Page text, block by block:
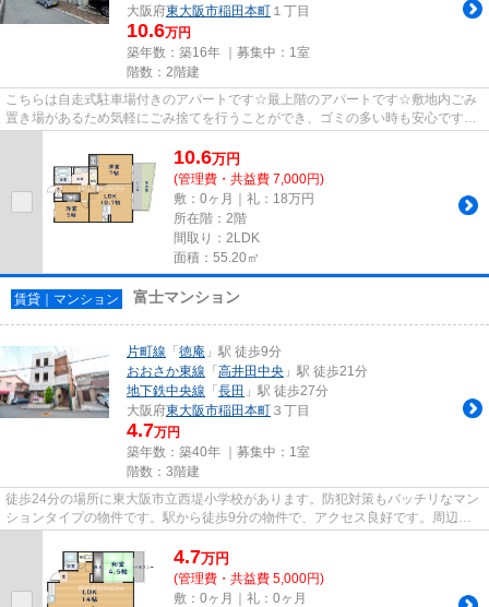
大阪府東大阪市稲田本町 １丁目
10.6万円
築年数：築16年 ｜募集中： 1室
階数：2階建
こちらは自走式駐車場付きのアパートです☆最上階のアパートです☆敷地内ごみ
置き場があるため気軽にごみ捨てを行うことができ、ゴミの多い時も安心です☆
平坦な場所にあるアパートなら毎...
10.6万円
(管理費・共益費 7,000円)
敷：0ヶ月｜礼：18万円
所在階：2階
間取り：2LDK
面積：55.20㎡
賃貸｜マンション 富士マンション
片町線 「徳庵 」駅 徒歩9分
おおさか東線 「高井田中央 」駅 徒歩21分
地下鉄中央線 「長田 」駅 徒歩27分
大阪府東大阪市稲田本町 ３丁目
4.7万円
築年数：築40年 ｜募集中： 1室
階数：3階建
徒歩24分の場所に東大阪市立西堤小学校があります。防犯対策もバッチリなマン
ションタイプの物件です。駅から徒歩9分の物件で、アクセス良好です。周辺に
駅が二つあり、交通の利便性が...
4.7万円
(管理費・共益費 5,000円)
敷：0ヶ月｜礼：0ヶ月